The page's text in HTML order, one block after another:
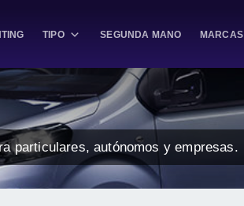
TIPO SEGUNDA MANO MARCAS
particulares, autónomos y empresas.